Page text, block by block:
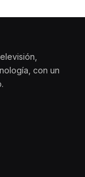
con un